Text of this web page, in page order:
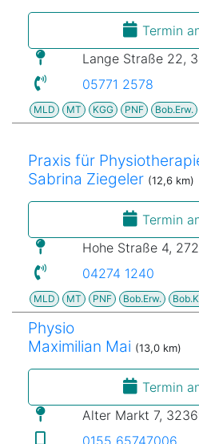
Termin
Lange Straße 22,
05771 2578
MLD MT KGG PNF Bob.Erw.
Praxis für
Sabrina Ziegeler (12,6 km)
Termin
Hohe Straße 4,
04274 1240
MLD MT PNF Bob.Erw.
Physio
Maximilian Mai (13,0 km)
Termin
Alter Markt 7,
0155 65747006